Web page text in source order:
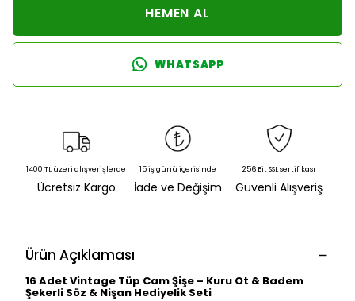
HEMEN AL
WHATSAPP
1400 TL üzeri alışverişlerde
Ücretsiz Kargo
15 iş günü içerisinde
İade ve Değişim
256 Bit SSL sertifikası
Güvenli Alışveriş
Ürün Açıklaması
16 Adet Vintage Tüp Cam Şişe – Kuru Ot & Badem
Şekerli Söz & Nişan Hediyelik Seti